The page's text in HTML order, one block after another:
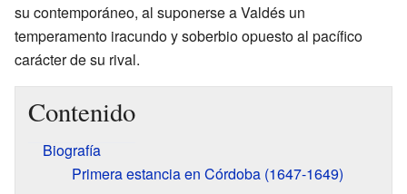
su contemporáneo, al suponerse a Valdés un
temperamento iracundo y soberbio opuesto al pacífico
carácter de su rival.
Contenido
Biografía
Primera estancia en Córdoba (1647-1649)